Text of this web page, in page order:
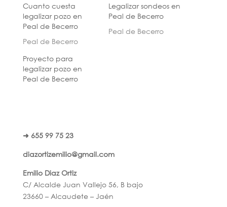
Cuanto cuesta
legalizar pozo en
Peal de Becerro
Peal de Becerro
Legalizar sondeos en
Peal de Becerro
Peal de Becerro
Proyecto para
legalizar pozo en
Peal de Becerro
➜ 655 99 75 23
diazortizemilio@gmail.com
Emilio Diaz Ortiz
C/ Alcalde Juan Vallejo 56, B bajo
23660 – Alcaudete – Jaén